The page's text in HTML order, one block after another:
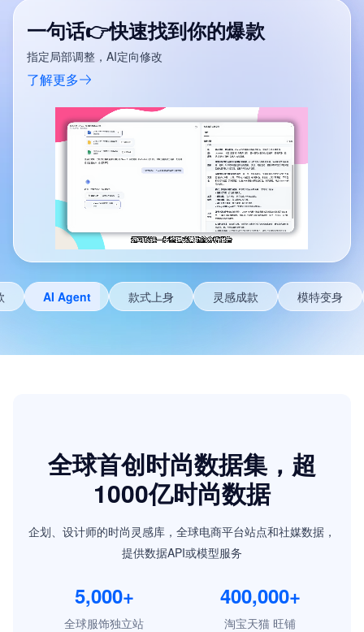
款式上身
一键生成款式的模特上身图
了解更多
款式上身 灵感成款 模特变身 更换背景
全球首创时尚数据集，超
1000亿时尚数据
企划、设计师的时尚灵感库，全球电商平台站点和社媒数据，
提供数据API或模型服务
5,000+
全球服饰独立站
400,000+
淘宝天猫 旺铺